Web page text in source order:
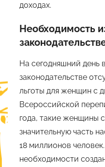
доходах.
Необходимость
На сегодняшний день
законодательстве
льготы для женщин с
Всероссийской
года, такие женщины
значительную часть
18 миллионов
необходимости